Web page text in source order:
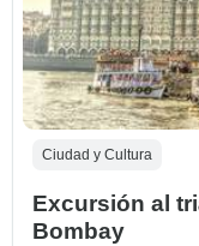
Ciudad y Cultura
Excursión al
Bombay